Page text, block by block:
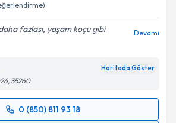
fazlası, yaşam koçu gibi
Devamı
Haritada Göster
35260
0 (850) 811 93 18
Talebi